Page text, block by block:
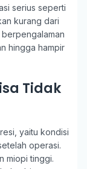
serius seperti
kurang dari
hingga hampir
Tidak
yaitu kondisi
operasi.
miopi tinggi.